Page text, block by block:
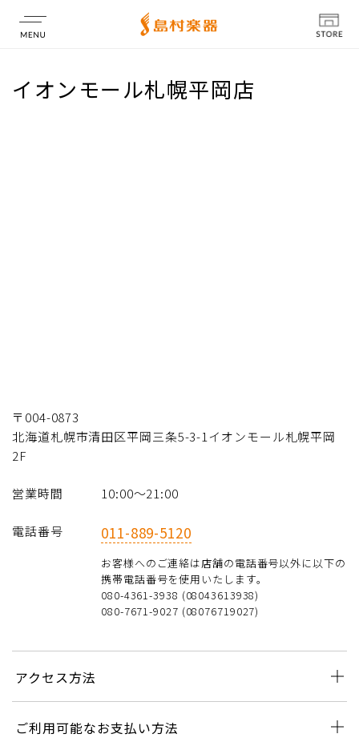
店舗情報
イオンモール札幌平岡店
〒004-0873
北海道札幌市清田区平岡三条5-3-1イオンモール札幌平岡
2F
営業時間 10:00～21:00
電話番号 011-889-5120
お客様へのご連絡は店舗の電話番号以外に以下の
携帯電話番号を使用いたします。
080-4361-3938 (08043613938)
080-7671-9027 (08076719027)
アクセス方法
ご利用可能なお支払い方法